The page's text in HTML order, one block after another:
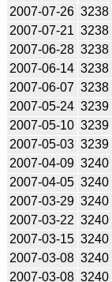
2007-07-26 3238
2007-07-21 3238
2007-06-28 3238
2007-06-14 3238
2007-06-07 3238
2007-05-24 3239
2007-05-10 3239
2007-05-03 3239
2007-04-09 3240
2007-04-05 3240
2007-03-29 3240
2007-03-22 3240
2007-03-15 3240
2007-03-08 3240
2007-03-08 3240